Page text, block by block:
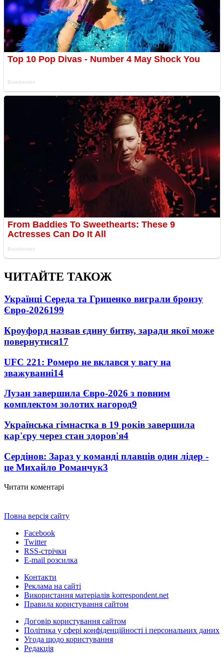
ЧИТАЙТЕ ТАКОЖ
Українці Середа та Гриценко виграли бронзу
Євро-2026199
Кроуфорд назвав єдину битву, заради якої може
повернутися17
UFC 221: Ромеро не вклався у вагу на
зважуванні14
Лузан завершила Євро-2026 з повним
комплектом золотих нагород9
Українська гімнастка в 19 років завершила
кар'єру через стан здоров'я4
Сердінов: Зараз у команді плавців один лідер -
це Михайло Романчук3
Читати коментарі
Повна версія сайту
Facebook
Twitter
RSS-стрічки
E-mail розсилка
Контакти
Реклама на сайті
Використання матеріалів korrespondent.net
Правила користування сайтом
Договір користування сайтом
Політика у сфері конфіденційності і персональних даних
Угода щодо користування
Редакція